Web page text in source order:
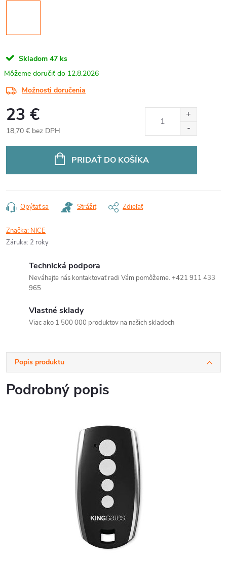
Skladom 47 ks
12.8.2026
Možnosti doručenia
23 €
18,70 € bez DPH
PRIDAŤ DO KOŠÍKA
Opýtať sa Strážiť Zdieľať
Značka: NICE
Záruka: 2 roky
Technická podpora
Neváhajte nás kontaktovať radi Vám pomôžeme. +421 911 433
965
Vlastné sklady
Viac ako 1 500 000 produktov na našich skladoch
Popis produktu
Podrobný popis